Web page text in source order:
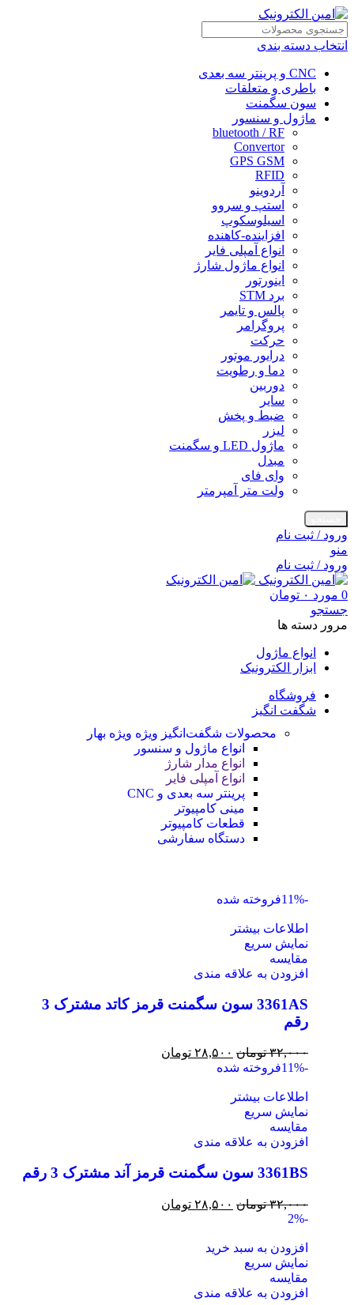
انتخاب دسته بندی
CNC و پرینتر سه بعدی
باطری و متعلقات
سون سگمنت
ماژول و سنسور
bluetooth / RF
Convertor
GPS GSM
RFID
آردوینو
استپ و سروو
اسیلوسکوپ
افزاینده-کاهنده
انواع آمپلی فایر
انواع ماژول شارژ
اینورتور
برد STM
پالس و تایمر
پروگرامر
حرکت
درایور موتور
دما و رطویت
دوربین
سایر
ضبط و پخش
لیزر
ماژول LED و سگمنت
مبدل
وای فای
ولت متر آمپرمتر
ورود / ثبت نام
منو
ورود / ثبت نام
0 مورد ۰ تومان
جستجو
مرور دسته ها
انواع ماژول
ابزار الکترونیک
فروشگاه
شگفت انگیز
محصولات شگفت‌انگیز ویژه ویژه بهار
انواع ماژول و سنسور
انواع مدار شارژ
انواع آمپلی فایر
پرینتر سه بعدی و CNC
مینی کامپیوتر
قطعات کامپیوتر
دستگاه سفارشی
-11% فروخته شده
اطلاعات بیشتر
نمایش سریع
مقايسه
افزودن به علاقه مندی
3361AS سون سگمنت قرمز کاتد مشترک 3
رقم
۳۲,۰۰۰ تومان ۲۸,۵۰۰ تومان
-11%
فروخته شده
اطلاعات بیشتر
نمایش سریع
مقايسه
افزودن به علاقه مندی
3361BS سون سگمنت قرمز آند مشترک 3 رقم
۳۲,۰۰۰ تومان ۲۸,۵۰۰ تومان
-2%
افزودن به سبد خرید
نمایش سریع
مقايسه
افزودن به علاقه مندی